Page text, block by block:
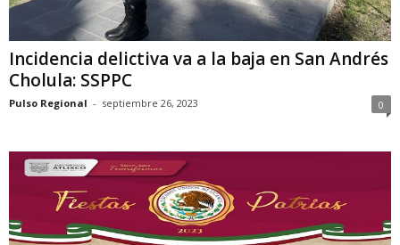
Incidencia delictiva va a la baja en San Andrés
Cholula: SSPPC
Pulso Regional - septiembre 26, 2023 0